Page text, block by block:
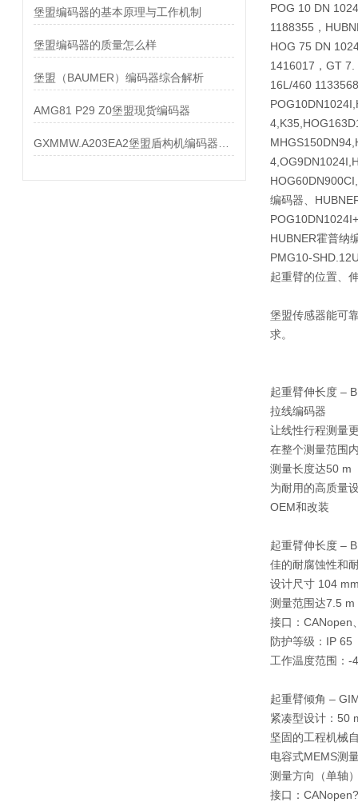
堡盟编码器的基本原理与工作机制
堡盟编码器的质量怎么样
堡盟（BAUMER）编码器综合解析
AMG81 P29 Z0堡盟现货编码器
POG 10 DN
1188355，
HOG 75 DN
1416017，GT 7.
16L/460
编码器、
HUBNER霍普纳
PMG10-
起重臂的位置、
堡盟传感器能可
求。
起重臂伸长度 –
拉线编码器
让线性行程测量
在整个测量范围
测量长度达50 m
为耐用的高质量
OEM和改装
起重臂伸长度 –
佳的耐腐蚀性和
设计尺寸 104
测量范围达7.5 m
接口：CANopen
防护等级：IP 65
工作温度范围：-
起重臂倾角 –
紧凑型设计：50
坚固的工程机械
电容式MEMS测
测量方向（单轴
接口：